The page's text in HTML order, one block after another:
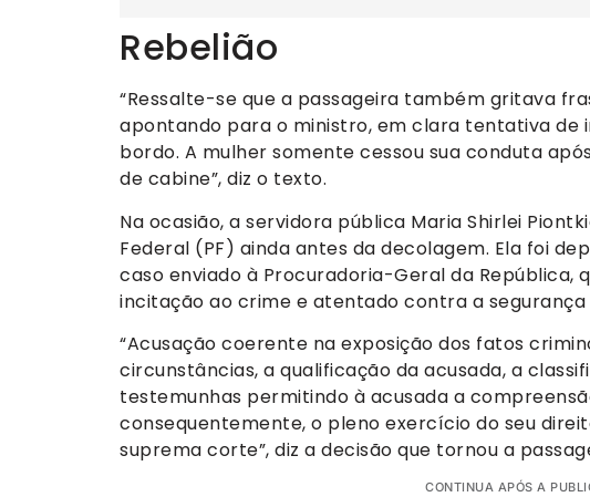
Rebelião
“Ressalte-se que a passageira também gritava
apontando para o ministro, em clara tentativa de
bordo. A mulher somente cessou sua conduta
de cabine”, diz o texto.
Na ocasião, a servidora pública Maria Shirlei
Federal (PF) ainda antes da decolagem. Ela foi
caso enviado à Procuradoria-Geral da República,
incitação ao crime e atentado contra a
“Acusação coerente na exposição dos fatos
circunstâncias, a qualificação da acusada, a
testemunhas permitindo à acusada a
consequentemente, o pleno exercício do seu
suprema corte”, diz a decisão que tornou a
CONTINUA APÓS A